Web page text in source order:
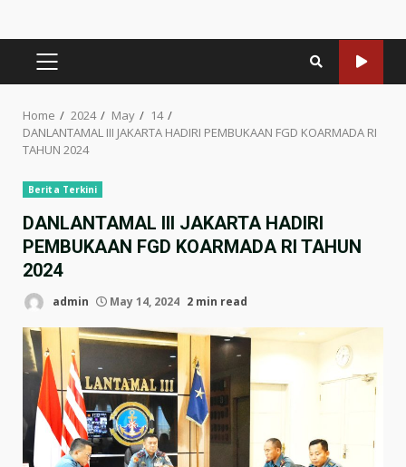
PRIMARY
Home 2024 May
14
DANLANTAMAL III JAKARTA HADIRI PEMBUKAAN FGD KOARMADA RI
TAHUN 2024
Berita Terkini
DANLANTAMAL III JAKARTA HADIRI
PEMBUKAAN FGD KOARMADA RI TAHUN
2024
admin May 14, 2024 2 min read